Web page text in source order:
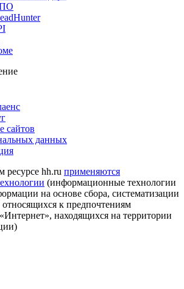
ПО
сайтов
данных
hh.ru применяются
(информационные технологии
на основе сбора, систематизации
относящихся к предпочтениям
находящихся на территории